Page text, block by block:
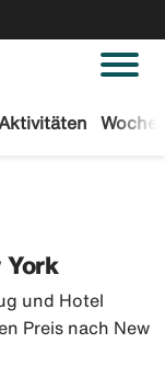
York
und Hotel
Preis nach New